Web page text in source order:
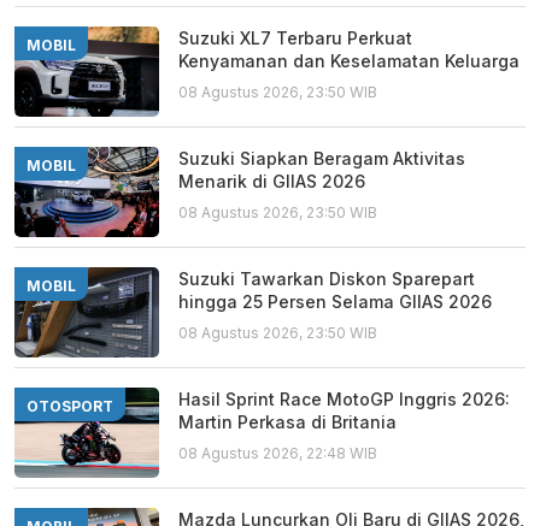
MOBIL
Suzuki XL7 Terbaru Perkuat
Kenyamanan dan Keselamatan Keluarga
08 Agustus 2026, 23:50 WIB
MOBIL
Suzuki Siapkan Beragam Aktivitas
Menarik di GIIAS 2026
08 Agustus 2026, 23:50 WIB
MOBIL
Suzuki Tawarkan Diskon Sparepart
hingga 25 Persen Selama GIIAS 2026
08 Agustus 2026, 23:50 WIB
OTOSPORT
Hasil Sprint Race MotoGP Inggris 2026:
Martin Perkasa di Britania
08 Agustus 2026, 22:48 WIB
Mazda Luncurkan Oli Baru di GIIAS 2026,